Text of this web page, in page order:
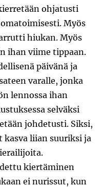
ohjatusti
Myös
hiukan. Myös
ihan viime tippaan.
päivänä ja
varalle, jonka
lennossa ihan
selväksi
johdetusti. Siksi,
liian suuriksi ja
kiertäminen
ei nurissut, kun